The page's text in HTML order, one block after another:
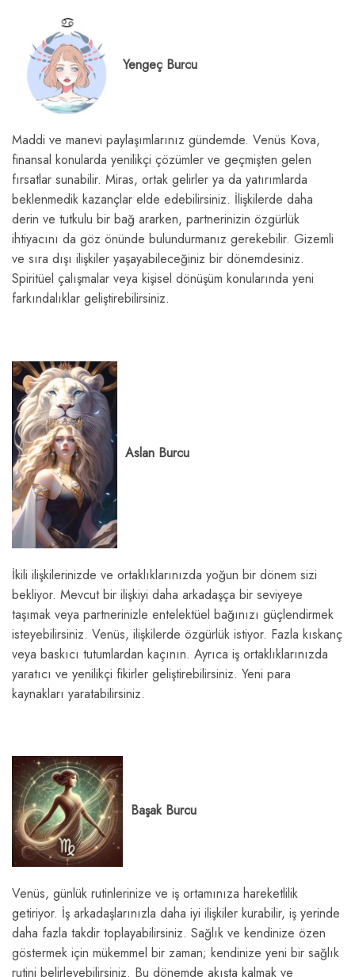
Yengeç Burcu
Maddi ve manevi paylaşımlarınız gündemde. Venüs Kova,
finansal konularda yenilikçi çözümler ve geçmişten gelen
fırsatlar sunabilir. Miras, ortak gelirler ya da yatırımlarda
beklenmedik kazançlar elde edebilirsiniz. İlişkilerde daha
derin ve tutkulu bir bağ ararken, partnerinizin özgürlük
ihtiyacını da göz önünde bulundurmanız gerekebilir. Gizemli
ve sıra dışı ilişkiler yaşayabileceğiniz bir dönemdesiniz.
Spiritüel çalışmalar veya kişisel dönüşüm konularında yeni
farkındalıklar geliştirebilirsiniz.
Aslan Burcu
İkili ilişkilerinizde ve ortaklıklarınızda yoğun bir dönem sizi
bekliyor. Mevcut bir ilişkiyi daha arkadaşça bir seviyeye
taşımak veya partnerinizle entelektüel bağınızı güçlendirmek
isteyebilirsiniz. Venüs, ilişkilerde özgürlük istiyor. Fazla kıskanç
veya baskıcı tutumlardan kaçının. Ayrıca iş ortaklıklarınızda
yaratıcı ve yenilikçi fikirler geliştirebilirsiniz. Yeni para
kaynakları yaratabilirsiniz.
Başak Burcu
Venüs, günlük rutinlerinize ve iş ortamınıza hareketlilik
getiriyor. İş arkadaşlarınızla daha iyi ilişkiler kurabilir, iş yerinde
daha fazla takdir toplayabilirsiniz. Sağlık ve kendinize özen
göstermek için mükemmel bir zaman; kendinize yeni bir sağlık
rutini belirleyebilirsiniz. Bu dönemde akışta kalmak ve